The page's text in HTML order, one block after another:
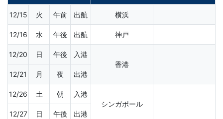
12/15 火 午前 出航 横浜
12/16 水 午後 出航 神戸
12/20 日 午後
入港
香港
12/21
月 夜 出港
12/26 土 朝
入港
シンガポール
12/27
日 午後 出港